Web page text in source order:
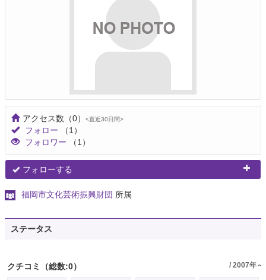
アクセス数 （0） <直近30日間>
フォロー
（1）
フォロワー
（1）
フォローする
福岡市文化芸術振興財団 所属
ステータス
クチコミ （総数:0） / 2007年～